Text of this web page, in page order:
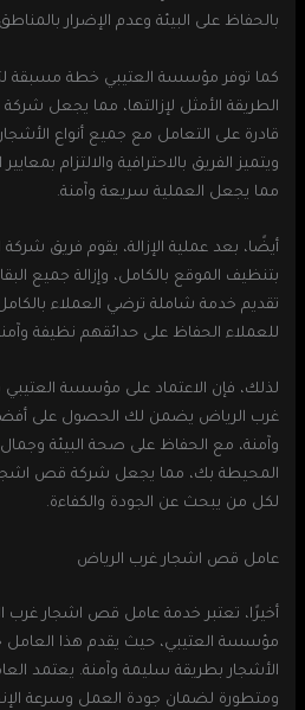
بالحفاظ على البيئة وعدم الإضرار
كما توفر مؤسسة العتيبي خطة مسبقة
الطريقة الأمثل لإزالتها، مما يجعل
قادرة على التعامل مع جميع أنواع
ويتميز الفريق بالاحترافية والالتزام
مما يجعل العملية سريعة وآمنة.
أيضًا، بعد عملية الإزالة، يقوم فريق
بتنظيف الموقع بالكامل، وإزالة جميع
تقديم خدمة شاملة ترضي العملاء
للعملاء الحفاظ على حدائقهم نظيفة
لذلك، فإن الاعتماد على مؤسسة
غرب الرياض يضمن لك الحصول على أفضل
وآمنة، مع الحفاظ على صحة البيئة
المحيطة بك، مما يجعل شركة قص اشجار
لكل من يبحث عن الجودة والكفاءة.
عامل قص اشجار غرب الرياض
أخيرًا، تعتبر خدمة عامل قص اشجار غرب
مؤسسة العتيبي، حيث يقدم هذا العامل
الأشجار بطريقة سليمة وآمنة. يعتمد
ومتطورة لضمان جودة العمل وسرعة